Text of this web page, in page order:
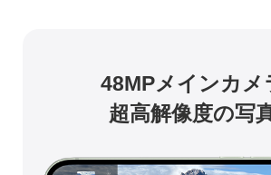
48MPメインカメ
超高解像度の写真